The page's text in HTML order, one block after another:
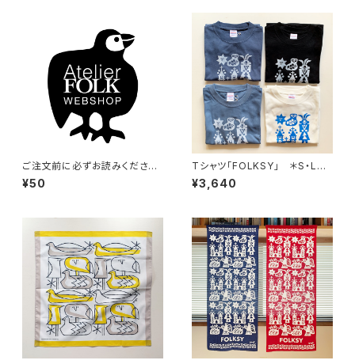
ご注文前に必ずお読みください
（50円不要）
¥50
Tシャツ「FOLKSY」 ＊S・Lサ
イズのみ
¥3,640